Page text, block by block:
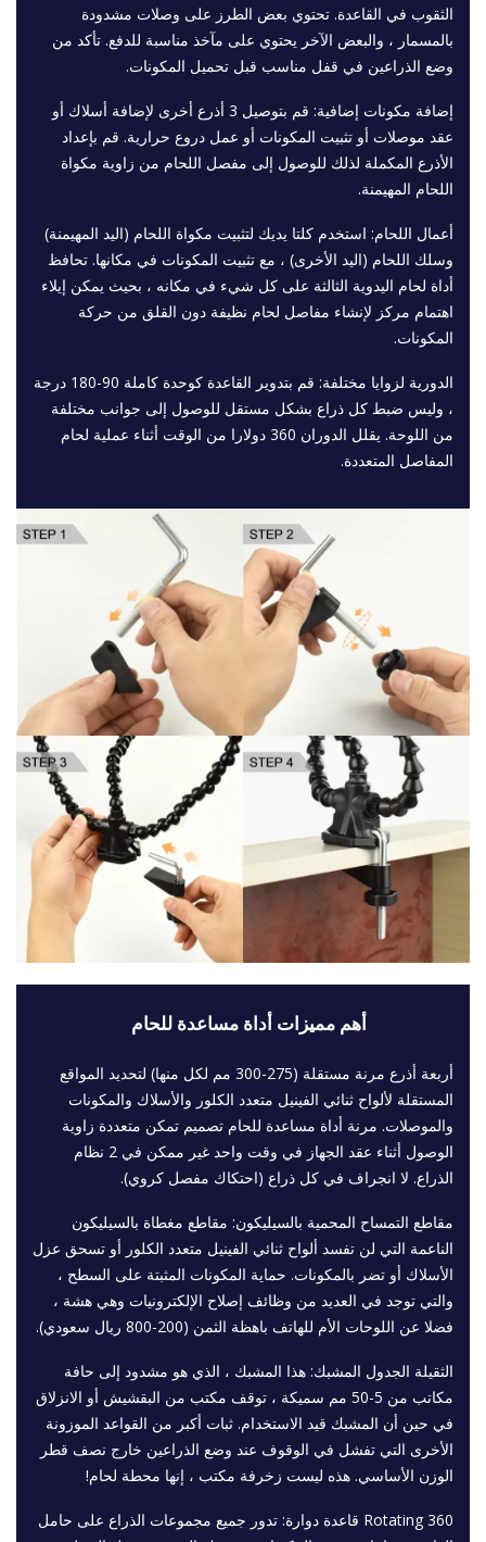
الثقوب في القاعدة. تحتوي بعض الطرز على وصلات مشدودة
بالمسمار ، والبعض الآخر يحتوي على مآخذ مناسبة للدفع. تأكد من
وضع الذراعين في قفل مناسب قبل تحميل المكونات.
إضافة مكونات إضافية: قم بتوصيل 3 أذرع أخرى لإضافة أسلاك أو
عقد موصلات أو تثبيت المكونات أو عمل دروع حرارية. قم بإعداد
الأذرع المكملة لذلك للوصول إلى مفصل اللحام من زاوية مكواة
اللحام المهيمنة.
أعمال اللحام: استخدم كلتا يديك لتثبيت مكواة اللحام (اليد المهيمنة)
وسلك اللحام (اليد الأخرى) ، مع تثبيت المكونات في مكانها. تحافظ
أداة لحام اليدوية الثالثة على كل شيء في مكانه ، بحيث يمكن إيلاء
اهتمام مركز لإنشاء مفاصل لحام نظيفة دون القلق من حركة
المكونات.
الدورية لزوايا مختلفة: قم بتدوير القاعدة كوحدة كاملة 90-180 درجة
، وليس ضبط كل ذراع بشكل مستقل للوصول إلى جوانب مختلفة
من اللوحة. يقلل الدوران 360 دولارا من الوقت أثناء عملية لحام
المفاصل المتعددة.
أهم مميزات أداة مساعدة للحام
أربعة أذرع مرنة مستقلة (275-300 مم لكل منها) لتحديد المواقع
المستقلة لألواح ثنائي الفينيل متعدد الكلور والأسلاك والمكونات
والموصلات. مرنة أداة مساعدة للحام تصميم تمكن متعددة زاوية
الوصول أثناء عقد الجهاز في وقت واحد غير ممكن في 2 نظام
الذراع. لا انجراف في كل ذراع (احتكاك مفصل كروي).
مقاطع التمساح المحمية بالسيليكون: مقاطع مغطاة بالسيليكون
الناعمة التي لن تفسد ألواح ثنائي الفينيل متعدد الكلور أو تسحق عزل
الأسلاك أو تضر بالمكونات. حماية المكونات المثبتة على السطح ،
والتي توجد في العديد من وظائف إصلاح الإلكترونيات وهي هشة ،
فضلا عن اللوحات الأم للهاتف باهظة الثمن (200-800 ريال سعودي).
الثقيلة الجدول المشبك: هذا المشبك ، الذي هو مشدود إلى حافة
مكاتب من 5-50 مم سميكة ، توقف مكتب من البقشيش أو الانزلاق
في حين أن المشبك قيد الاستخدام. ثبات أكبر من القواعد الموزونة
الأخرى التي تفشل في الوقوف عند وضع الذراعين خارج نصف قطر
الوزن الأساسي. هذه ليست زخرفة مكتب ، إنها محطة لحام!
360 Rotating قاعدة دوارة: تدور جميع مجموعات الذراع على حامل